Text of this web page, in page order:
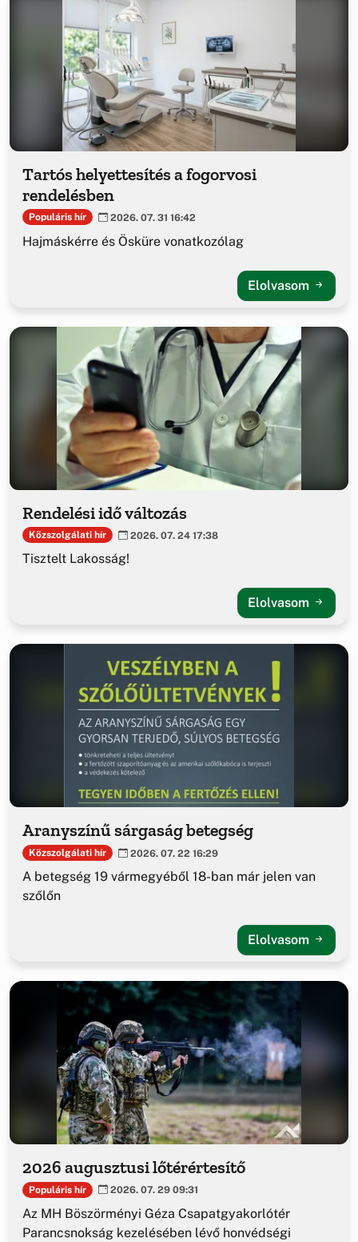
Tartós helyettesítés a fogorvosi
rendelésben
Populáris hír 2026. 07. 31 16:42
Hajmáskérre és Ösküre vonatkozólag
Elolvasom
Rendelési idő változás
Közszolgálati hír 2026. 07. 24 17:38
Tisztelt Lakosság!
Elolvasom
Aranyszínű sárgaság betegség
Közszolgálati hír 2026. 07. 22 16:29
A betegség 19 vármegyéből 18-ban már jelen van
szőlőn
Elolvasom
2026 augusztusi lőtérértesítő
Populáris hír 2026. 07. 29 09:31
Az MH Böszörményi Géza Csapatgyakorlótér
Parancsnokság kezelésében lévő honvédségi